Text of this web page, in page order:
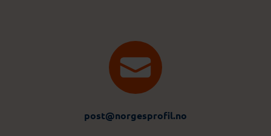
post@norgesprofil.no